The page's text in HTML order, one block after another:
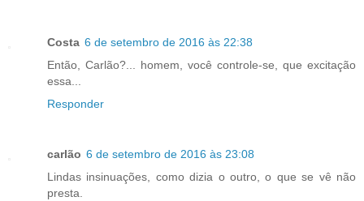
Costa 6 de setembro de 2016 às 22:38
Então, Carlão?... homem, você controle-se, que excitação
essa...
Responder
carlão 6 de setembro de 2016 às 23:08
Lindas insinuações, como dizia o outro, o que se vê não
presta.